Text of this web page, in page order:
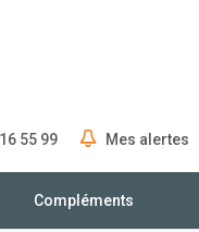
55 99 Mes alertes
Compléments